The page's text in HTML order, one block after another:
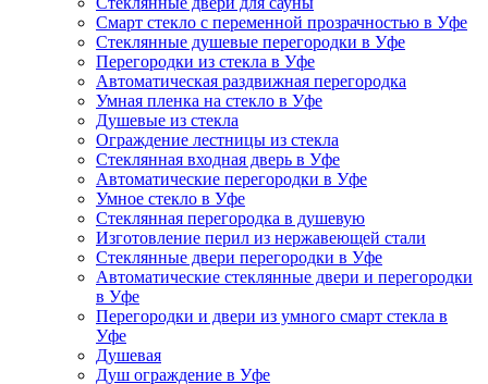
Смарт стекло с переменной прозрачностью в Уфе
Стеклянные душевые перегородки в Уфе
Перегородки из стекла в Уфе
Автоматическая раздвижная перегородка
Умная пленка на стекло в Уфе
Душевые из стекла
Ограждение лестницы из стекла
Стеклянная входная дверь в Уфе
Автоматические перегородки в Уфе
Умное стекло в Уфе
Стеклянная перегородка в душевую
Изготовление перил из нержавеющей стали
Стеклянные двери перегородки в Уфе
Автоматические стеклянные двери и перегородки
в Уфе
Перегородки и двери из умного смарт стекла в
Уфе
Душевая
Душ ограждение в Уфе